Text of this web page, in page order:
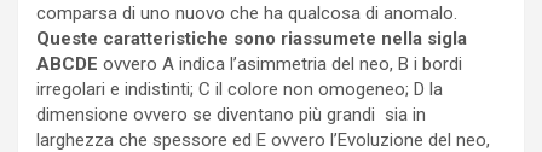
comparsa di uno nuovo che ha qualcosa di anomalo.
Queste caratteristiche sono riassumete nella sigla
ABCDE ovvero A indica l’asimmetria del neo, B i bordi
irregolari e indistinti; C il colore non omogeneo; D la
dimensione ovvero se diventano più grandi sia in
larghezza che spessore ed E ovvero l’Evoluzione del neo,